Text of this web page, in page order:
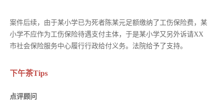
案件后续，由于某小学已为死者陈某元足额缴纳了工伤保险费，某
小学不应作为工伤保险待遇支付主体，于是某小学又另外诉请XX
市社会保险服务中心履行行政给付义务。法院给予了支持。
下午茶Tips
点评顾问